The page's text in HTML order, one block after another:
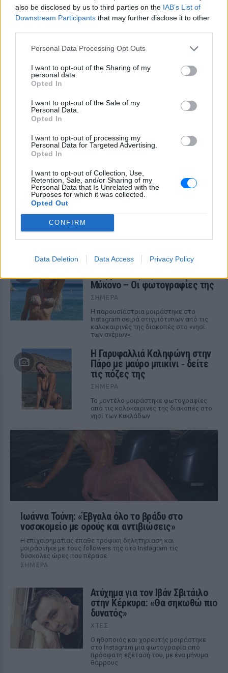
also be disclosed by us to third parties on the IAB’s List of
Downstream Participants that may further disclose it to other
Personal Data Processing Opt Outs
I want to opt-out of the Sharing of my
personal data.
Opted In
I want to opt-out of the Sale of my
Personal Data.
Opted In
I want to opt-out of processing my
Personal Data for Targeted Advertising.
Opted In
I want to opt-out of Collection, Use,
Retention, Sale, and/or Sharing of my
Personal Data that Is Unrelated with the
Purposes for which it was collected.
Opted Out
CONFIRM
Data Deletion Data Access Privacy Policy
ΔΕΙΤΕ ΕΠΙΣΗΣ
ΣΤΗΝ ΙΔΙΑ ΚΑΤΗΓΟΡΙΑ
του γιου της στη Βουλιαγμένη
και οι φωτογραφίες που
δημοσίευσαν οι καλεσμένοι
Ιερό Ναό Αγίου Νικολάου, με τη βάφτιση
να ακολουθεί λίγες εβδομάδες μετά τη
Βάλια Χατζηθεοδώρου: Μπικίνι
και βραδινές έξοδοι στη
Μύκονο – Οι φωτογραφίες της
ΣΉΜΕΡΑ
Η παρουσιάστρια μοιράστηκε στο
Instagram σειρά στιγμιότυπων από τις
καλοκαιρινές της διακοπές στο «νησί
των ανέμων».
Η Γαρυφαλλιά Καληφώνη στην
Πάρο με μαύρο μπικίνι ‑ δείτε
τις πόζες της
ΣΉΜΕΡΑ
Το μοντέλο μοιράστηκε φωτογραφίες
από τις καλοκαιρινές της διακοπές στο
νησί των Κυκλάδων
Ιωάννα Τούνη: «Έβγαλα όλο το βράδυ στο
νοσοκομείο με ορούς και αντιβιώσεις»
Η επιχειρηματίας έπαθε τροφική δηλητηρίαση και
μοιράστηκε με τους followers της στο Instagram τις
δύσκολες ώρες που πέρασε.
ΣΉΜΕΡΑ
Ατύχημα για τον Ιβάν Σβιτάιλο
στην Κέρκυρα: «Θα σηκωθώ πιο
δυνατός»
ΧΤΕΣ
Ο ηθοποιός και χορευτής μοιράστηκε
στο Instagram μια φωτογραφία από
πρόσφατη εξέτασή του, με ένα μήνυμα
θάρρους